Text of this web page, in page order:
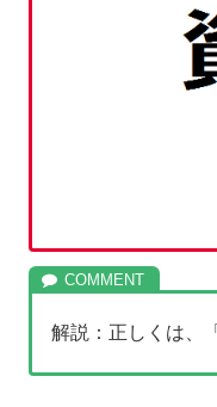
解説：正しくは、「